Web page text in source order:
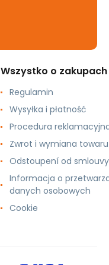
Wszystko o zakupach
Regulamin
Wysyłka i płatność
Procedura
Zwrot i wymiana towaru
Odstoupení od smlouvy
Informacja o
danych osobowych
Cookie